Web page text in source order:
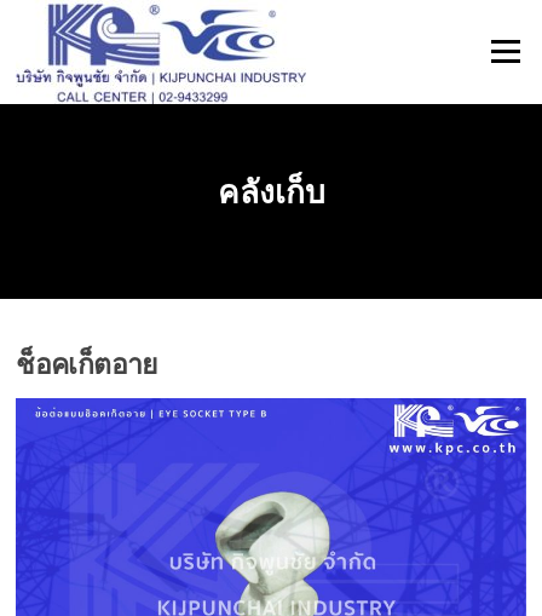
เมนู
คลังเก็บ
ช็อคเก็ตอาย